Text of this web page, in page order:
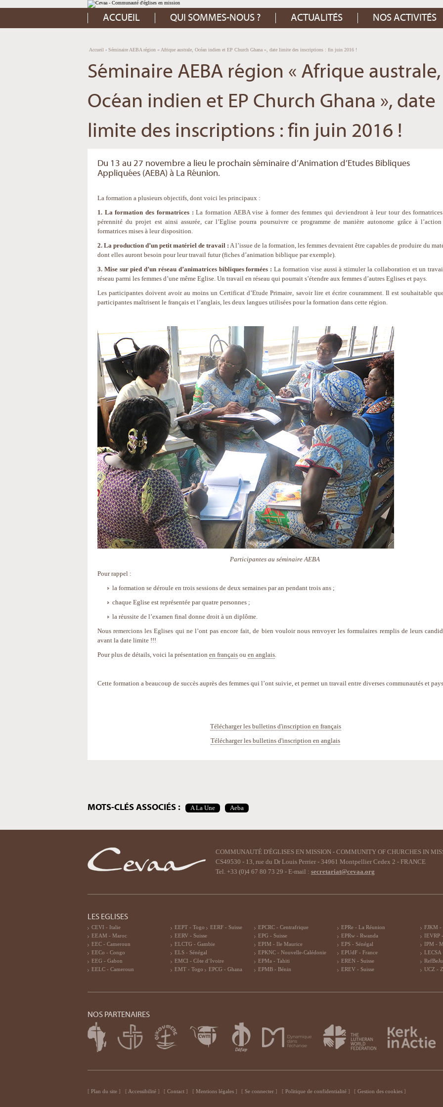
Aller
au
contenu.
Aller
à
Outils
personnels
ACCUEIL QUI SOMMES-NOUS ? ACTUALITÉS NOS ACTIVITÉS
Accueil › Séminaire AEBA région « Afrique australe, Océan indien et EP Church Ghana », date limite des inscriptions : fin juin 2016 !
Séminaire AEBA région « Afrique australe,
Océan indien et EP Church Ghana », date
limite des inscriptions : fin juin 2016 !
Du 13 au 27 novembre a lieu le prochain séminaire d’Animation d’Etudes Bibliques
Appliquées (AEBA) à La Réunion.
La formation a plusieurs objectifs, dont voici les principaux :
1. La formation des formatrices :La formation AEBA vise à former des femmes qui deviendront à leur tour des
pérennité du projet est ainsi assurée, car l’Eglise pourra poursuivre ce programme de manière autonome grâce à l’action
formatrices mises à leur disposition.
2. La production d’un petit matériel de travail : A l’issue de la formation, les femmes devraient être capables de produire du
dont elles auront besoin pour leur travail futur (fiches d’animation biblique par exemple).
3. Mise sur pied d’un réseau d’animatrices bibliques formées : La formation vise aussi à stimuler la collaboration et un
réseau parmi les femmes d’une même Eglise. Un travail en réseau qui pourrait s’étendre aux femmes d’autres Eglises et pays.
Les participantes doivent avoir au moins un Certificat d’Etude Primaire, savoir lire et écrire couramment. Il est souhaitable
participantes maîtrisent le français et l’anglais, les deux langues utilisées pour la formation dans cette région.
Participantes au séminaire AEBA
Pour rappel :
la formation se déroule en trois sessions de deux semaines par an pendant trois ans ;
chaque Eglise est représentée par quatre personnes ;
la réussite de l’examen final donne droit à un diplôme.
Nous remercions les Eglises qui ne l’ont pas encore fait, de bien vouloir nous renvoyer les formulaires remplis de leurs
avant la date limite !!!
Pour plus de détails, voici la présentation en français ou en anglais.
Cette formation a beaucoup de succès auprès des femmes qui l’ont suivie, et permet un travail entre diverses communautés et
Télécharger les bulletins d'inscription en français
Télécharger les bulletins d'inscription en anglais
MOTS-CLÉS ASSOCIÉS : A La Une Aeba
COMMUNAUTÉ D'ÉGLISES EN MISSION - COMMUNITY OF CHURCHES IN
CS49530 - 13, rue du Dr Louis Perrier - 34961 Montpellier Cedex 2 - FRANCE
Tel. +33 (0)4 67 80 73 29 - E-mail : secretariat@cevaa.org
LES EGLISES
CEVI - Italie
EEAM - Maroc
EEC - Cameroun
EECo - Congo
EEG - Gabon
EELC - Cameroun
EEPT - Togo
EERF - Suisse
EERV - Suisse
ELCTG - Gambie
ELS - Sénégal
EMCI - Côte d’Ivoire
EMT - Togo
EPCG - Ghana
EPCRC - Centrafrique
EPG - Suisse
EPIM - Ile Maurice
EPKNC - Nouvelle-Calédonie
EPMa - Tahiti
EPMB - Bénin
EPRe - La Réunion
EPRw - Rwanda
EPS - Sénégal
EPUdF - France
EREN - Suisse
EREV - Suisse
FJKM -
IEVRP
IPM -
LECSA
UCZ -
NOS PARTENAIRES
Plan du site Accessibilité Contact Mentions légales Se connecter Politique de confidentialité Gestion des cookies